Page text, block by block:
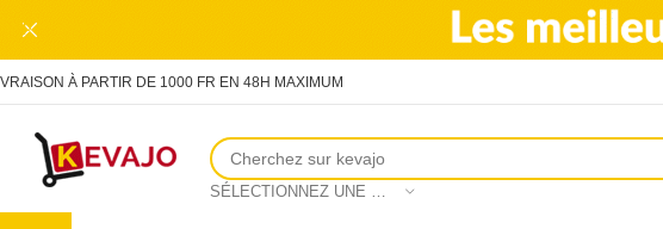
Skip to main content
À PARTIR DE 1000 FR EN 48H MAXIMUM
SÉLECTIONNEZ UNE CATÉGORIE